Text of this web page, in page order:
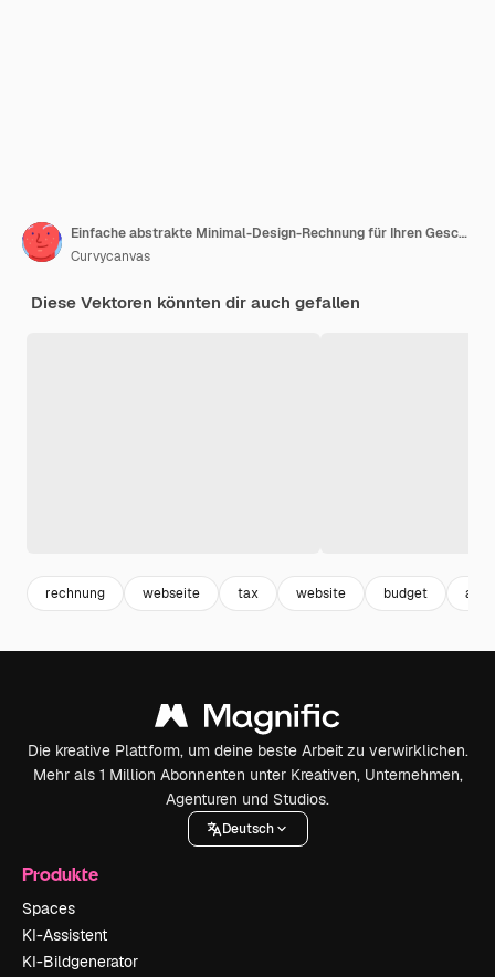
Einfache abstrakte Minimal-Design-Rechnung für Ihren Geschäftsgebrauch mit Farbvariationen
Curvycanvas
Diese Vektoren könnten dir auch gefallen
rechnung webseite tax website budget
Die kreative Plattform, um deine beste Arbeit zu verwirklichen.
Mehr als 1 Million Abonnenten unter Kreativen, Unternehmen,
Agenturen und Studios.
Deutsch
Produkte
Spaces
KI-Assistent
KI-Bildgenerator